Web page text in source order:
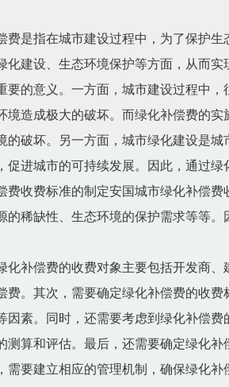
是指在城市建设过程中，为了保护
建设、生态环境保护等方面，从而
的意义。一方面，城市建设过程中
造成极大的破坏。而绿化补偿费的
破坏。另一方面，城市绿化建设是
进城市的可持续发展。因此，通过
收费标准的制定安国城市绿化补偿
稀缺性、生态环境的保护需求等等
补偿费的收费对象主要包括开发商
。其次，需要确定绿化补偿费的收
素。同时，还需要考虑到绿化补偿
算和评估。最后，还需要确定绿化
要建立相应的管理机制，确保绿化